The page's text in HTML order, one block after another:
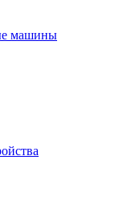
машины